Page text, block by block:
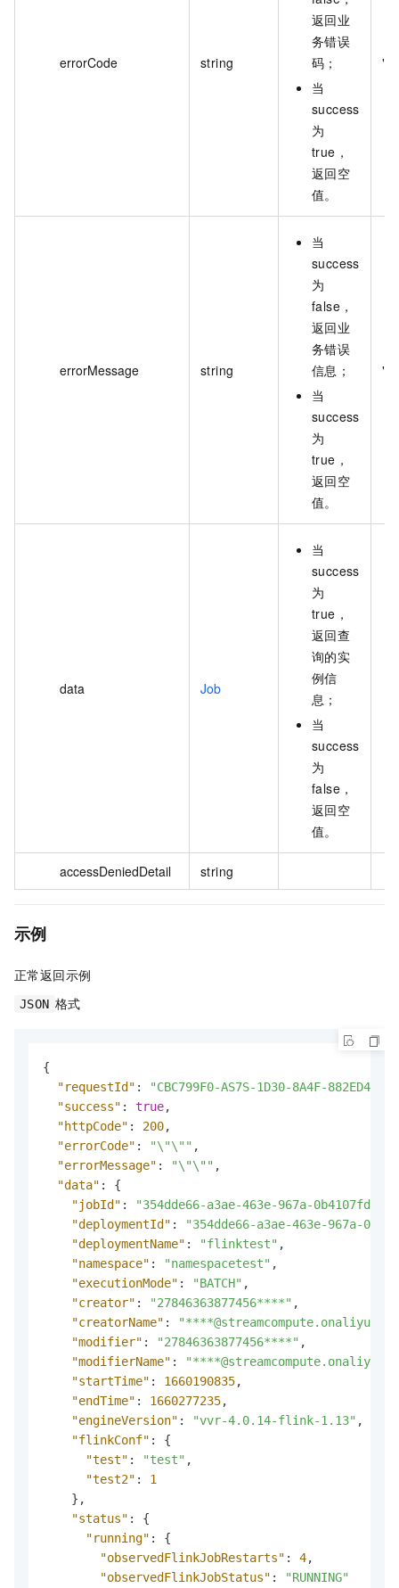
errorCode string
返回业
务错误
码；
当
success
为
true，
返回空
值。
""
errorMessage string
当
success
为
false，
返回业
务错误
信息；
当
success
为
true，
返回空
值。
""
data Job
当
success
为
true，
返回查
询的实
例信
息；
当
success
为
false，
返回空
值。
accessDeniedDetail string
示例
正常返回示例
JSON 格式
{
"requestId" :
"CBC799F0-AS7S-1D30-8A4F-
"success" : true,
"httpCode" : 200,
"errorCode" : "\"\"" ,
"errorMessage" : "\"\"" ,
"data" :
{
"jobId" :
"354dde66-a3ae-463e-967a-
"deploymentId" :
"354dde66-a3ae-463e-967a-
"deploymentName" : "flinktest" ,
"namespace" : "namespacetest" ,
"executionMode" : "BATCH" ,
"creator" : "27846363877456****" ,
"creatorName" :
"modifier" : "27846363877456****" ,
"modifierName" :
"startTime" : 1660190835,
"endTime" : 1660277235,
"engineVersion" : "vvr-4.0.14-flink-1.13" ,
"flinkConf" :
{
"test" : "test" ,
"test2" :
1
} ,
"status" :
{
"running" :
{
"observedFlinkJobRestarts" : 4,
"observedFlinkJobStatus" :
"RUNNING"